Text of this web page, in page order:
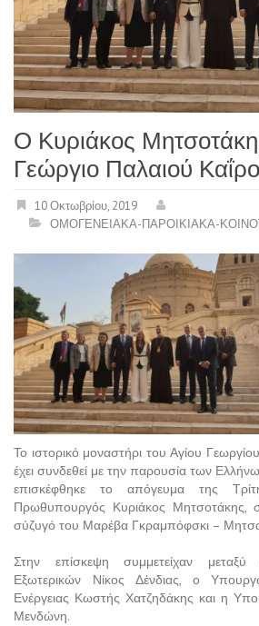
Ο Κυριάκος
Γεώργιο Παλαιού
10 Οκτωβρίου, 2019
ΟΜΟΓΕΝΕΙΑΚΑ-ΠΑΡΟΙΚΙΑΚΑ-
Το ιστορικό μοναστήρι του Αγίου
έχει συνδεθεί με την παρουσία των
επισκέφθηκε το απόγευμα της
Πρωθυπουργός Κυριάκος Μητσοτάκης,
σύζυγό του Μαρέβα Γκραμπόφσκι –
Στην επίσκεψη συμμετείχαν
Εξωτερικών Νίκος Δένδιας, ο
Ενέργειας Κωστής Χατζηδάκης και η
Μενδώνη.